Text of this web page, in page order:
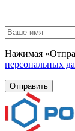
Нажимая
персональных